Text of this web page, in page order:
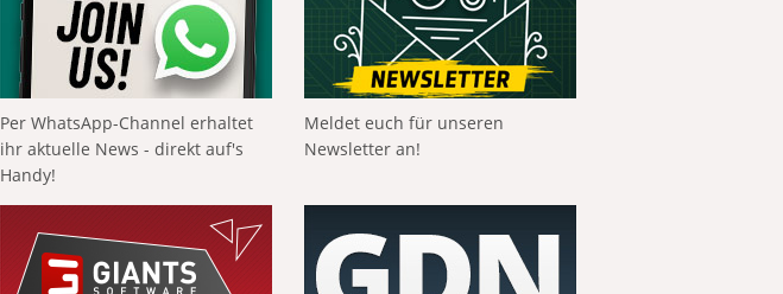
Per WhatsApp-Channel erhaltet
ihr aktuelle News - direkt auf's
Handy!
Meldet euch für unseren
Newsletter an!